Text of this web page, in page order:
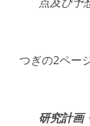
つぎの2ペー
研究計画